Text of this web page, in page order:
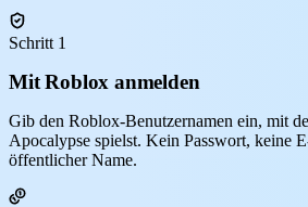
Schritt 1
Mit Roblox anmelden
Gib den Roblox-Benutzernamen ein, mit
Apocalypse spielst. Kein Passwort, keine
öffentlicher Name.